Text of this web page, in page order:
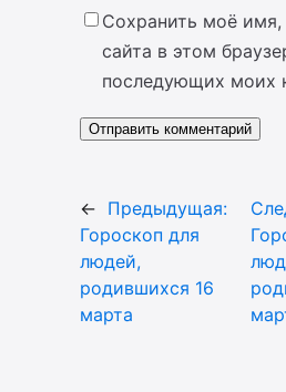
Сохранить моё имя,
сайта в этом
последующих моих
← Предыдущая:
Гороскоп для
людей,
родившихся 16
марта